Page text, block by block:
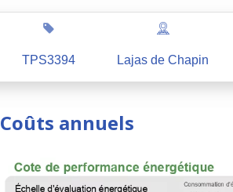
TPS3394 Lajas de Chapin
Coûts annuels